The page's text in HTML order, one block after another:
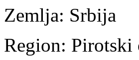
Zemlja: Srbija
Region: Pirotski